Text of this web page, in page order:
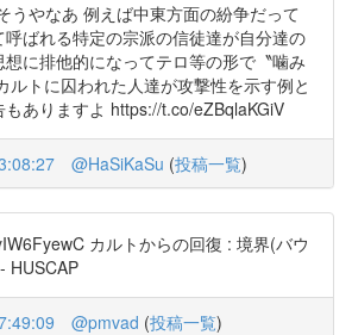
うやなあ 例えば中東方面の紛争だって
ばれる特定の宗派の信徒達が自分達の
に排他的になってテロ等の形で〝噛み
ルトに囚われた人達が攻撃性を示す例と
もありますよ https://t.co/eZBqlaKGiV
@HaSiKaSu (投稿一覧)
カルトからの回復 : 境界(バウ
HUSCAP
@pmvad (投稿一覧)